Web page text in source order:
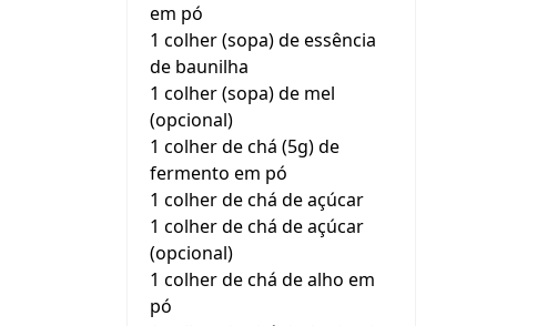
em pó
1 colher (sopa) de essência
de baunilha
1 colher (sopa) de mel
(opcional)
1 colher de chá (5g) de
fermento em pó
1 colher de chá de açúcar
1 colher de chá de açúcar
(opcional)
1 colher de chá de alho em
pó